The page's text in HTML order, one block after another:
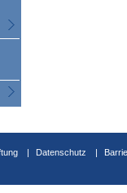
Datenschutz